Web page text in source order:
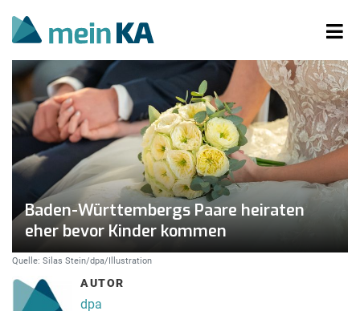
Baden-Württembergs Paare heiraten
eher bevor Kinder kommen
Quelle: Silas Stein/dpa/Illustration
AUTOR
dpa